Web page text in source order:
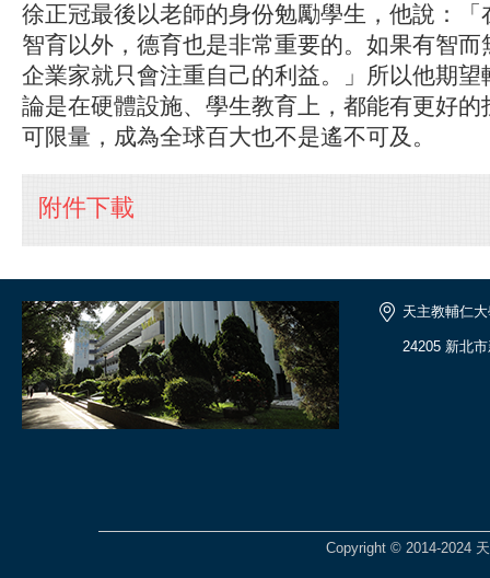
徐正冠最後以老師的身份勉勵學生，他說：「
智育以外，德育也是非常重要的。如果有智
企業家就只會注重自己的利益。」所以他期望
論是在硬體設施、學生教育上，都能有更好的
可限量，成為全球百大也不是遙不可及。
附件下載
天主教輔仁
24205 新北
Copyright © 2014-2024